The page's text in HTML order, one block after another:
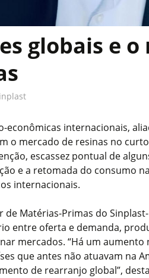
globais e
econômicas internacionais,
o mercado de resinas no
escassez pontual de
e a retomada do consumo
internacionais.
Matérias-Primas do
entre oferta e demanda,
mercados. “Há um aumento
que antes não atuavam na
de rearranjo global”,